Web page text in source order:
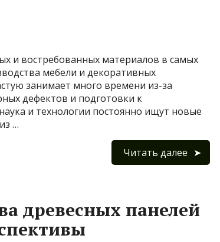
и востребованных материалов в самых
мебели и декоративных
занимает много времени из-за
дефектов и подготовки к
и технологии постоянно ищут новые
…
Читать далее
древесных панелей